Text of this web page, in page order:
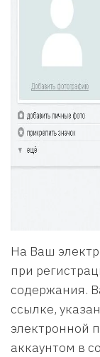
На Ваш
при
содержания.
ссылке,
электронной
аккаунтом в